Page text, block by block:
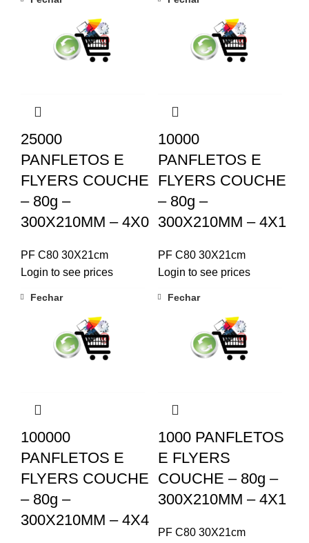
25000
PANFLETOS E
FLYERS COUCHE
– 80g –
300X210MM – 4X0
PF C80 30X21cm
Login to see prices
10000
PANFLETOS E
FLYERS COUCHE
– 80g –
300X210MM – 4X1
PF C80 30X21cm
Login to see prices
Fechar
100000
PANFLETOS E
FLYERS COUCHE
– 80g –
300X210MM – 4X4
Fechar
1000 PANFLETOS
E FLYERS
COUCHE – 80g –
300X210MM – 4X1
PF C80 30X21cm